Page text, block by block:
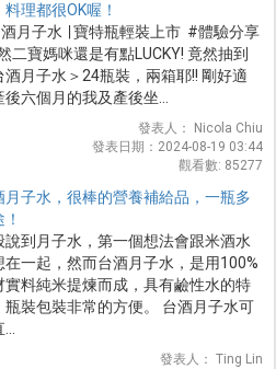
料理都很OK喔！
月子水 ∣ 寶特瓶輕裝上市 #體驗分享
二寶媽咪還是有點LUCKY! 竟然抽到
酒月子水＞24瓶裝，兩箱耶!! 剛好適
後六個月的我及產後坐...
發表人： Nicola Chiu
發表日期：2024-08-19 03:44
觀看數: 85277
月子水，很棒的營養補給品，一瓶多
說到月子水，第一個想法會跟米酒水
在一起，然而台酒月子水，是用100%
實料純米提煉而成，具有鹼性水的特
瓶裝包裝非常的方便。 台酒月子水可
...
發表人： Ting Lin